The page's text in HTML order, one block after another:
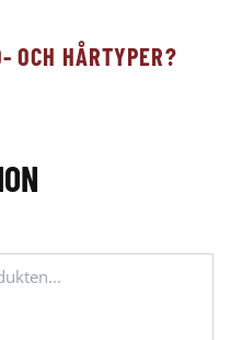
OCH HÅRTYPER?